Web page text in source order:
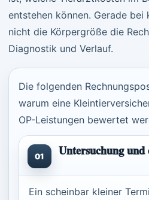
entstehen können. Gerade bei
nicht die Körpergröße die
Diagnostik und Verlauf.
Die folgenden
warum eine
OP-Leistungen bewertet
01 Untersuchung und
Ein scheinbar kleiner